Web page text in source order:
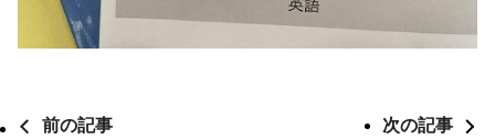
前の記事 次の記事